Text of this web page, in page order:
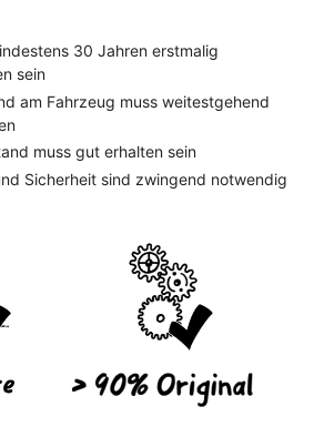
30 Jahren erstmalig
sein
am Fahrzeug muss weitestgehend
muss gut erhalten sein
Sicherheit sind zwingend notwendig